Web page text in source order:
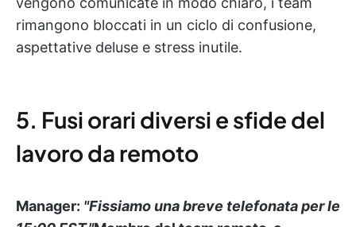
rimangono bloccati in un ciclo di confusione,
aspettative deluse e stress inutile.
5. Fusi orari diversi e sfide del
lavoro da remoto
Manager: "Fissiamo una breve telefonata per le